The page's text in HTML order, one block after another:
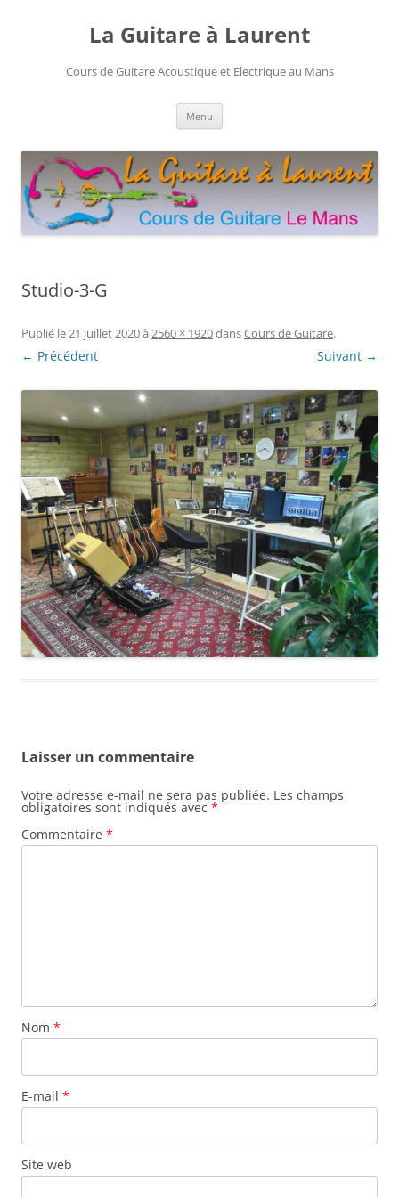
La Guitare à Laurent
Cours de Guitare Acoustique et Electrique au Mans
Menu
Studio-3-G
Publié le21 juillet 2020à 2560 × 1920dansCours de Guitare.
← Précédent Suivant →
Laisser un commentaire
Votre adresse e-mail ne sera pas publiée. Les champs
obligatoires sont indiqués avec *
Commentaire *
Nom *
E-mail *
Site web